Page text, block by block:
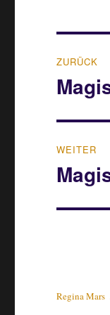
ZURÜCK
Vorheriger
Beitrag:
WEITER
Nächster
Beitrag:
Regina Mars